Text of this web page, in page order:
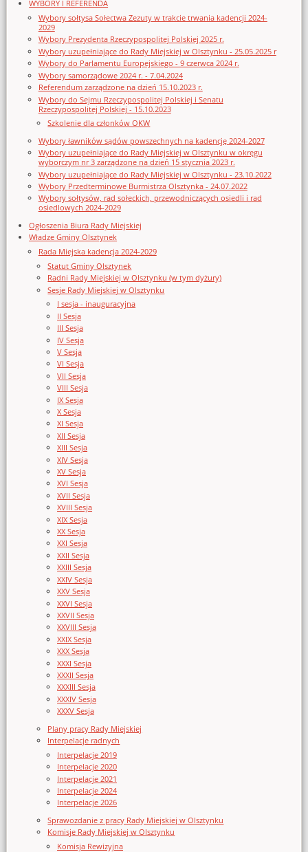
WYBORY I REFERENDA
Wybory sołtysa Sołectwa Zezuty w trakcie trwania kadencji 2024-
2029
Wybory Prezydenta Rzeczypospolitej Polskiej 2025 r.
Wybory uzupełniające do Rady Miejskiej w Olsztynku - 25.05.2025 r
Wybory do Parlamentu Europejskiego - 9 czerwca 2024 r.
Wybory samorządowe 2024 r. - 7.04.2024
Referendum zarządzone na dzień 15.10.2023 r.
Wybory do Sejmu Rzeczypospolitej Polskiej i Senatu
Rzeczypospolitej Polskiej - 15.10.2023
Szkolenie dla członków OKW
Wybory ławników sądów powszechnych na kadencję 2024-2027
Wybory uzupełniające do Rady Miejskiej w Olsztynku w okręgu
wyborczym nr 3 zarządzone na dzień 15 stycznia 2023 r.
Wybory uzupełniające do Rady Miejskiej w Olsztynku - 23.10.2022
Wybory Przedterminowe Burmistrza Olsztynka - 24.07.2022
Wybory sołtysów, rad sołeckich, przewodniczących osiedli i rad
osiedlowych 2024-2029
Ogłoszenia Biura Rady Miejskiej
Władze Gminy Olsztynek
Rada Miejska kadencja 2024-2029
Statut Gminy Olsztynek
Radni Rady Miejskiej w Olsztynku (w tym dyżury)
Sesje Rady Miejskiej w Olsztynku
I sesja - inauguracyjna
II Sesja
III Sesja
IV Sesja
V Sesja
VI Sesja
VII Sesja
VIII Sesja
IX Sesja
X Sesja
XI Sesja
XII Sesja
XIII Sesja
XIV Sesja
XV Sesja
XVI Sesja
XVII Sesja
XVIII Sesja
XIX Sesja
XX Sesja
XXI Sesja
XXII Sesja
XXIII Sesja
XXIV Sesja
XXV Sesja
XXVI Sesja
XXVII Sesja
XXVIII Sesja
XXIX Sesja
XXX Sesja
XXXI Sesja
XXXII Sesja
XXXIII Sesja
XXXIV Sesja
XXXV Sesja
Plany pracy Rady Miejskiej
Interpelacje radnych
Interpelacje 2019
Interpelacje 2020
Interpelacje 2021
Interpelacje 2024
Interpelacje 2026
Sprawozdanie z pracy Rady Miejskiej w Olsztynku
Komisje Rady Miejskiej w Olsztynku
Komisja Rewizyjna